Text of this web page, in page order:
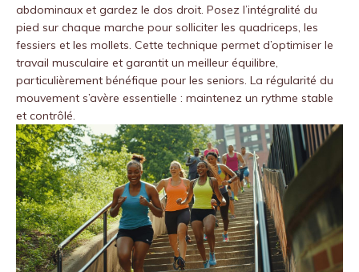
abdominaux et gardez le dos droit. Posez l’intégralité du
pied sur chaque marche pour solliciter les quadriceps, les
fessiers et les mollets. Cette technique permet d’optimiser le
travail musculaire et garantit un meilleur équilibre,
particulièrement bénéfique pour les seniors. La régularité du
mouvement s’avère essentielle : maintenez un rythme stable
et contrôlé.